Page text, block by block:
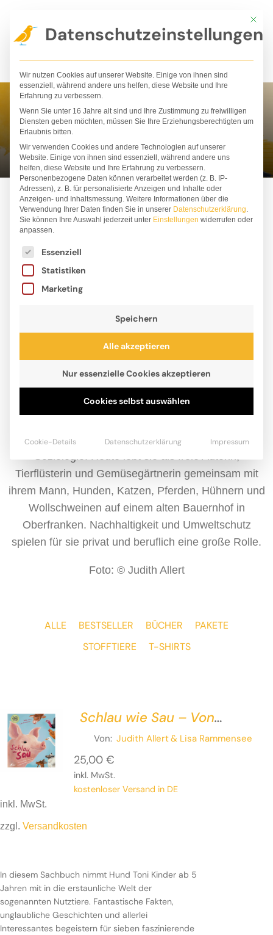
Inhalt
springen
Judith Allert
Judith Allert, geboren 1982, liebt Tiere ebenso sehr
Deutsche Literaturwissenschaft, Linguistik und
Tierflüsterin und Gemüsegärtnerin gemeinsam mit
ihrem Mann, Hunden, Katzen, Pferden, Hühnern und
Wollschweinen auf einem alten Bauernhof in
Oberfranken. Nachhaltigkeit und Umweltschutz
spielen für sie privat und beruflich eine große Rolle.
Foto: © Judith Allert
ALLE BESTSELLER BÜCHER
PAKETE
STOFFTIERE
T-SHIRTS
Schlau wie Sau – Von
sprechenden Schweinen,
kuschelnden Kühen und Co.
Von: Judith Allert& Lisa Rammensee
25,00 €
inkl. MwSt.
kostenloser Versand in DE
inkl. MwSt.
zzgl. Versandkosten
Nutztiere. Fantastische Fakten, unglaubliche
Geschichten und allerlei Interessantes begeistern für
sieben faszinierende Tierarten.
In diesem Sachbuch nimmt Hund Toni Kinder ab 5
Jahren mit in die erstaunliche Welt der
sogenannten Nutztiere. Fantastische Fakten,
unglaubliche Geschichten und allerlei
Interessantes begeistern für sieben faszinierende
Mit
Datenschutzeinstellungen
Wir nutzen Cookies auf unserer Website. Einige von ihnen sind
essenziell, während andere uns helfen, diese Website und Ihre
Erfahrung zu verbessern.
Wenn Sie unter 16 Jahre alt sind und Ihre Zustimmung zu freiwilligen
Diensten geben möchten, müssen Sie Ihre Erziehungsberechtigten um
Erlaubnis bitten.
Wir verwenden Cookies und andere Technologien auf unserer
Website. Einige von ihnen sind essenziell, während andere uns
helfen, diese Website und Ihre Erfahrung zu verbessern.
Personenbezogene Daten können verarbeitet werden (z. B. IP-
Adressen), z. B. für personalisierte Anzeigen und Inhalte oder
Anzeigen- und Inhaltsmessung. Weitere Informationen über die
Verwendung Ihrer Daten finden Sie in unserer Datenschutzerklärung.
Sie können Ihre Auswahl jederzeit unter Einstellungen widerrufen oder
anpassen.
Es folgt eine Liste der Service-Gruppen, für die
Essenziell
Statistiken
Marketing
Speichern
Alle akzeptieren
Nur essenzielle Cookies akzeptieren
Cookies selbst auswählen
Cookie-Details Datenschutzerklärung Impressum